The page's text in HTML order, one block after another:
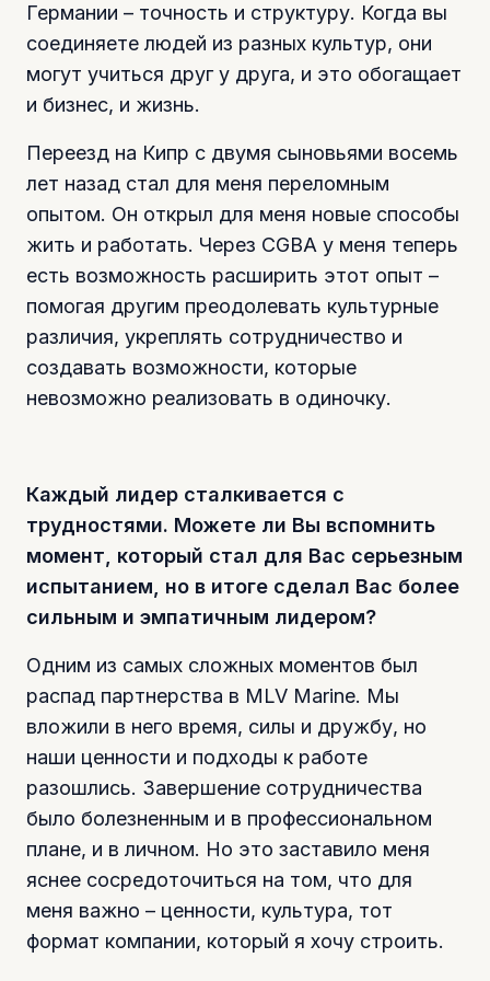
Германии – точность и структуру. Когда вы
соединяете людей из разных культур, они
могут учиться друг у друга, и это обогащает
и бизнес, и жизнь.
Переезд на Кипр с двумя сыновьями восемь
лет назад стал для меня переломным
опытом. Он открыл для меня новые способы
жить и работать. Через CGBA у меня теперь
есть возможность расширить этот опыт –
помогая другим преодолевать культурные
различия, укреплять сотрудничество и
создавать возможности, которые
невозможно реализовать в одиночку.
Каждый лидер сталкивается с
трудностями. Можете ли Вы вспомнить
момент, который стал для Вас серьезным
испытанием, но в итоге сделал Вас более
сильным и эмпатичным лидером?
Одним из самых сложных моментов был
распад партнерства в MLV Marine. Мы
вложили в него время, силы и дружбу, но
наши ценности и подходы к работе
разошлись. Завершение сотрудничества
было болезненным и в профессиональном
плане, и в личном. Но это заставило меня
яснее сосредоточиться на том, что для
меня важно – ценности, культура, тот
формат компании, который я хочу строить.